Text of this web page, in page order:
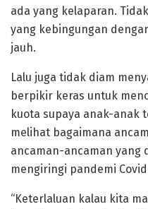
ada yang kelaparan.
yang kebingungan
jauh.
Lalu juga tidak diam
berpikir keras untuk
kuota supaya anak-anak
melihat bagaimana
ancaman-ancaman yang
mengiringi pandemi
“Keterlaluan kalau kita